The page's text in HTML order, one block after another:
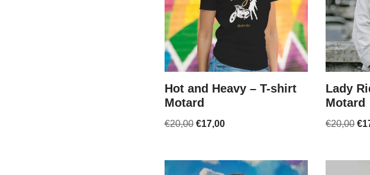
Hot and Heavy – T-shirt
Motard
€20,00 €17,00
Lady
Motard
€20,00 €